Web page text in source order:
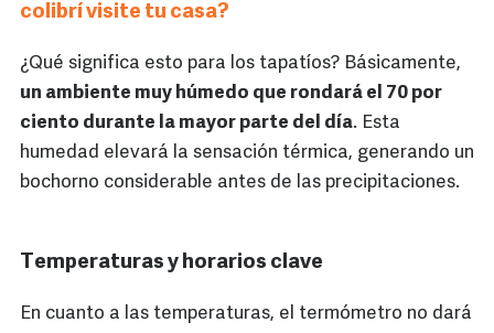
colibrí visite tu casa?
¿Qué significa esto para los tapatíos? Básicamente,
un ambiente muy húmedo que rondará el 70 por
ciento durante la mayor parte del día. Esta
humedad elevará la sensación térmica, generando un
bochorno considerable antes de las precipitaciones.
Temperaturas y horarios clave
En cuanto a las temperaturas, el termómetro no dará